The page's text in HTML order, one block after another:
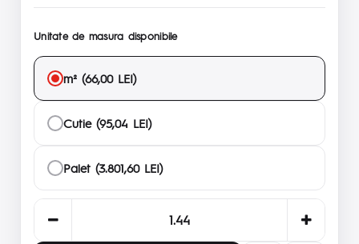
Unitate de masura disponibile
m² (66,00 LEI)
Cutie (95,04 LEI)
Palet (3.801,60 LEI)